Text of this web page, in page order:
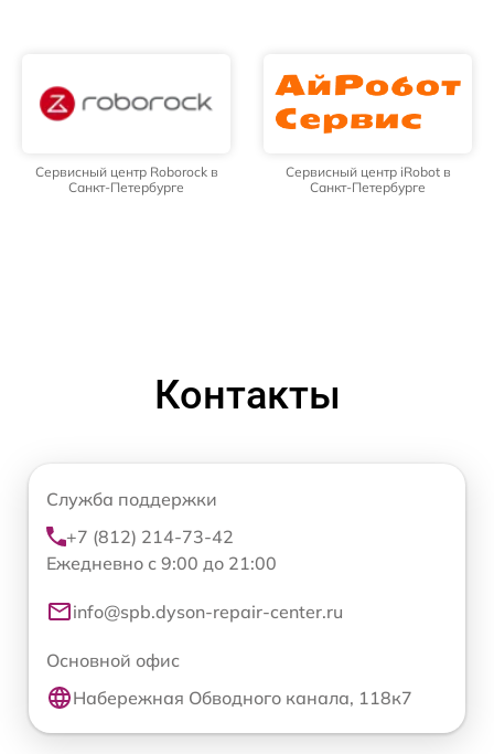
Сервисный центр Roborock в
Санкт-Петербурге
Сервисный центр iRobot в
Санкт-Петербурге
Контакты
Служба поддержки
+7 (812) 214-73-42
Ежедневно с 9:00 до 21:00
info@spb.dyson-repair-center.ru
Основной офис
Набережная Обводного канала, 118к7